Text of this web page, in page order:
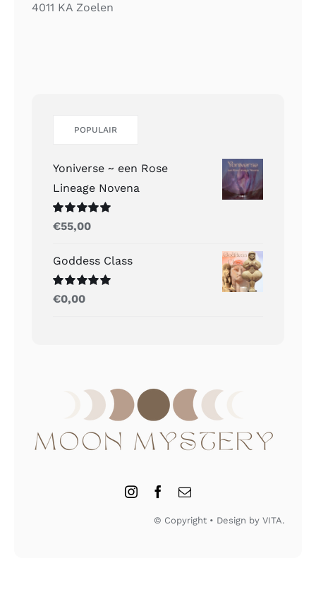
4011 KA Zoelen
POPULAIR
Yoniverse ~ een Rose
Lineage Novena
Gewaardeerd
uit 5
€55,00
Goddess Class
Gewaardeerd
5.00
€0,00
© Copyright • Design by VITA.